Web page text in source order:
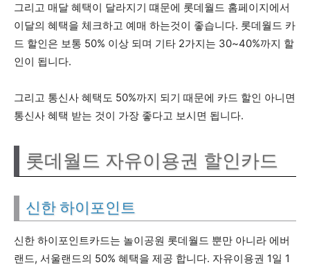
그리고 매달 혜택이 달라지기 떄문에 롯데월드 홈페이지에서
이달의 혜택을 체크하고 예매 하는것이 좋습니다. 롯데월드 카
드 할인은 보통 50% 이상 되며 기타 2가지는 30~40%까지 할
인이 됩니다.
그리고 통신사 혜택도 50%까지 되기 때문에 카드 할인 아니면
통신사 혜택 받는 것이 가장 좋다고 보시면 됩니다.
롯데월드 자유이용권 할인카드
신한 하이포인트
신한 하이포인트카드는 놀이공원 롯데월드 뿐만 아니라 에버
랜드, 서울랜드의 50% 혜택을 제공 합니다. 자유이용권 1일 1